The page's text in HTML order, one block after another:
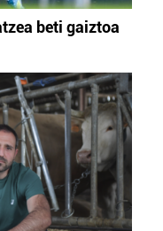
beti gaiztoa